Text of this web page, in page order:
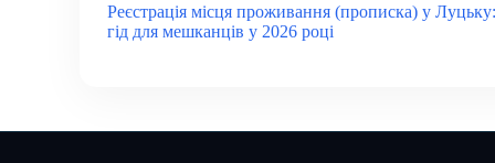
Реєстрація місця проживання (прописка) у
гід для мешканців у 2026 році